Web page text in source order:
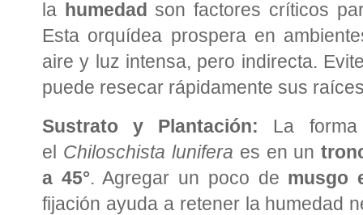
la humedad son factores críticos
Esta orquídea prospera en
aire y luz intensa, pero indirecta.
puede resecar rápidamente sus
Sustrato y Plantación: La
el Chiloschista lunifera es en un
a 45°. Agregar un poco de musgo
fijación ayuda a retener la humedad